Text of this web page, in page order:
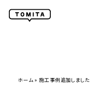
ホーム »施工事例追加しました